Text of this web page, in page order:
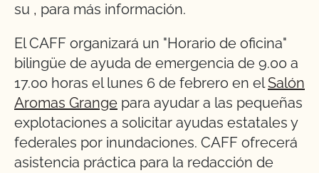
su , para más información.
El CAFF organizará un "Horario de oficina"
bilingüe de ayuda de emergencia de 9.00 a
17.00 horas el lunes 6 de febrero en elSalón
Aromas Grange para ayudar a las pequeñas
explotaciones a solicitar ayudas estatales y
federales por inundaciones. CAFF ofrecerá
asistencia práctica para la redacción de